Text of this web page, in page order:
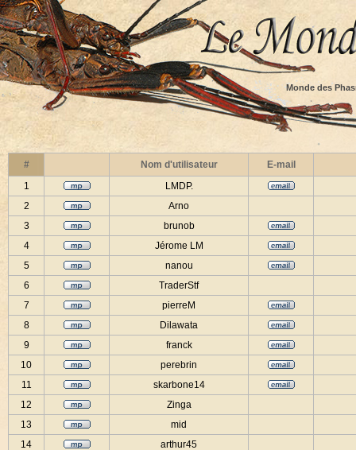
Monde des
# Nom d'utilisateur
E-mail
1
LMDP.
2
Arno
3
brunob
4
Jérome LM
5
nanou
6
TraderStf
7
pierreM
8
Dilawata
9
franck
10
perebrin
11
skarbone14
12
Zinga
13
mid
14
arthur45